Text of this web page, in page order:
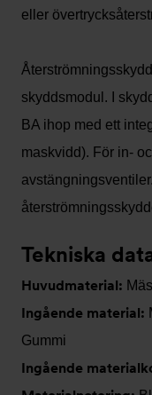
eller
skyddsmodul. I
BA ihop med ett
maskvidd). För in-
Tekniska
Huvudmaterial:
Ingående material:
Gummi
Ingående